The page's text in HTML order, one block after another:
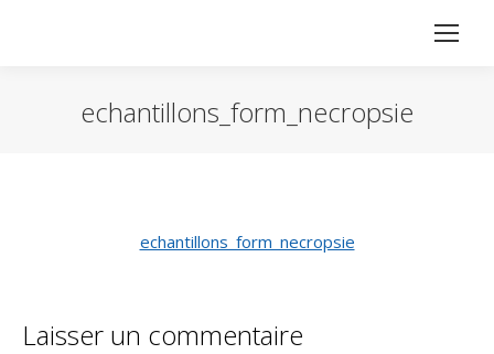
echantillons_form_necropsie
echantillons_form_necropsie
Laisser un commentaire